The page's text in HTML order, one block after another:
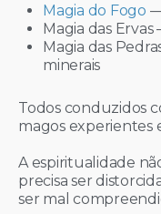
Magia do Fogo
Magia das
Magia das
minerais
Todos conduzidos
magos experientes
A espiritualidade
precisa ser
ser mal